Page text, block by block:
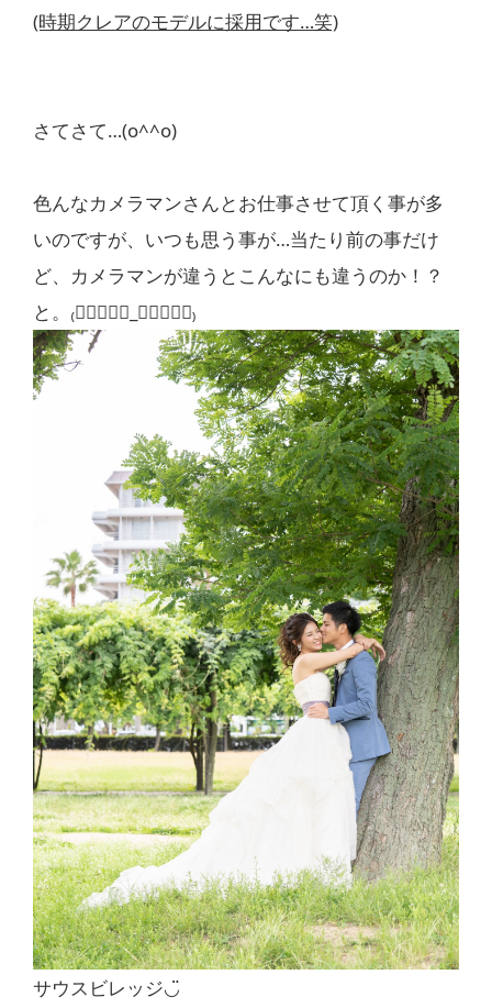
(時期クレアのモデルに採用です…笑)
さてさて…(o^^o)
色んなカメラマンさんとお仕事させて頂く事が多
いのですが、いつも思う事が…当たり前の事だけ
ど、カメラマンが違うとこんなにも違うのか！？
と。₍ↂ⃙⃙⃚⃛︎_ↂ⃙⃙⃚⃛︎₎
サウスビレッジ◡̈